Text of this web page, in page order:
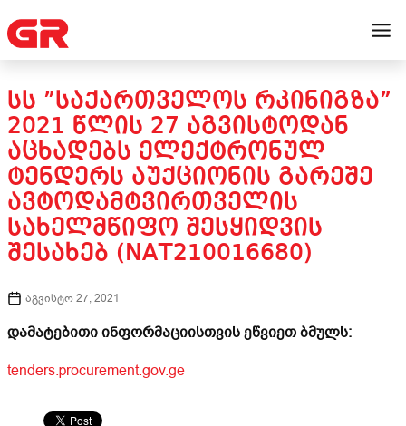
ᲡᲡ ”ᲡᲐᲥᲐᲠᲗᲕᲔᲚᲝᲡ ᲠᲙᲘᲜᲘᲒᲖᲐ”
2021 ᲬᲚᲘᲡ 27 ᲐᲒᲕᲘᲡᲢᲝᲓᲐᲜ
ᲐᲪᲮᲐᲓᲔᲑᲡ ᲔᲚᲔᲥᲢᲠᲝᲜᲣᲚ
ᲢᲔᲜᲓᲔᲠᲡ ᲐᲣᲥᲪᲘᲝᲜᲘᲡ ᲒᲐᲠᲔᲨᲔ
ᲐᲕᲢᲝᲓᲐᲛᲢᲕᲘᲠᲗᲕᲔᲚᲘᲡ
ᲡᲐᲮᲔᲚᲛᲬᲘᲤᲝ ᲨᲔᲡᲧᲘᲓᲕᲘᲡ
ᲨᲔᲡᲐᲮᲔᲑ (NAT210016680)
აგვისტო 27, 2021
დამატებითი ინფორმაციისთვის ეწვიეთ ბმულს:
tenders.procurement.gov.ge